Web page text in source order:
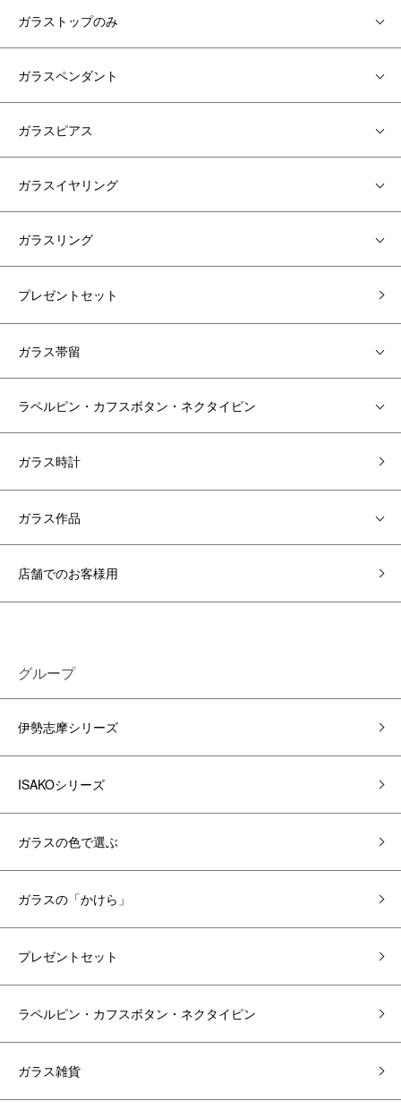
ガラストップのみ
ガラスペンダント
ガラスピアス
ガラスイヤリング
ガラスリング
プレゼントセット
ガラス帯留
ラペルピン・カフスボタン・ネクタイピン
ガラス時計
ガラス作品
店舗でのお客様用
グループ
伊勢志摩シリーズ
ISAKOシリーズ
ガラスの色で選ぶ
ガラスの「かけら」
プレゼントセット
ラペルピン・カフスボタン・ネクタイピン
ガラス雑貨